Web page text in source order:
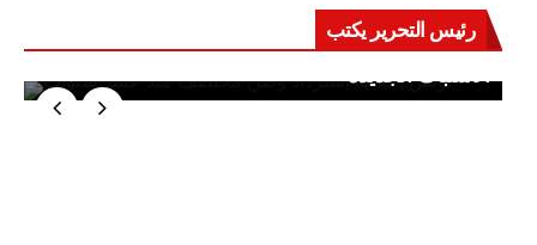
رئيس التحرير يكتب
حرب على العقول.. حادثة دمياط تكشف قواعد
الاشتباك الجديدة